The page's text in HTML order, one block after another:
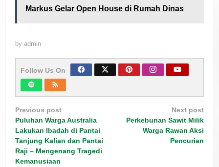
Markus Gelar Open House di Rumah Dinas
by admin
Follow Us On
Post
navigation
Previous post
Puluhan Warga Australia
Lakukan Ibadah di Pantai
Tanjung Kalian dan Pantai
Raji – Mengenang Tragedi
Kemanusiaan
Next post
Perkebunan Sawit Milik
Warga Rawan Aksi
Pencurian